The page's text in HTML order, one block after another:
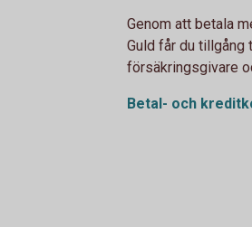
Genom att betala
Guld får du tillgång
försäkringsgivare
Betal- och